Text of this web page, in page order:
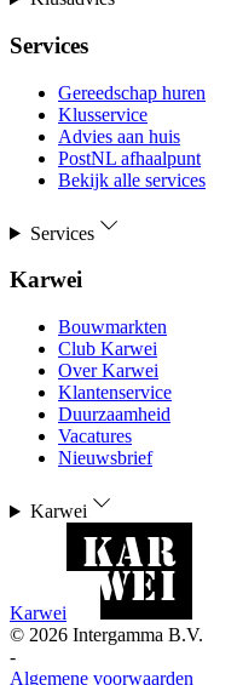
Services
Gereedschap huren
Klusservice
Advies aan huis
PostNL afhaalpunt
Bekijk alle services
Services
Karwei
Bouwmarkten
Club Karwei
Over Karwei
Klantenservice
Duurzaamheid
Vacatures
Nieuwsbrief
Karwei
Karwei
© 2026 Intergamma B.V.
-
Algemene voorwaarden